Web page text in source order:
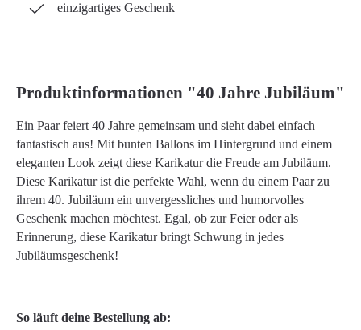
einzigartiges Geschenk
Produktinformationen "40 Jahre Jubiläum"
Ein Paar feiert 40 Jahre gemeinsam und sieht dabei einfach
fantastisch aus! Mit bunten Ballons im Hintergrund und einem
eleganten Look zeigt diese Karikatur die Freude am Jubiläum.
Diese Karikatur ist die perfekte Wahl, wenn du einem Paar zu
ihrem 40. Jubiläum ein unvergessliches und humorvolles
Geschenk machen möchtest. Egal, ob zur Feier oder als
Erinnerung, diese Karikatur bringt Schwung in jedes
Jubiläumsgeschenk!
So läuft deine Bestellung ab: